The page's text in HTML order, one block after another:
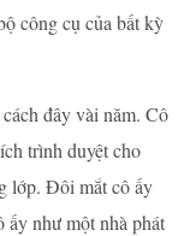
công cụ của bất kỳ
đây vài năm. Cô
trình duyệt cho
lớp. Đôi mắt cô ấy
ấy như một nhà phát